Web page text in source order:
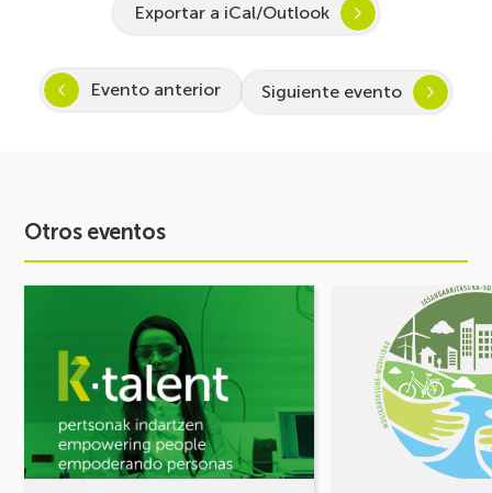
Exportar a iCal/Outlook
Evento anterior Siguiente evento
Otros eventos
STEAM
2027:
Despertando
vocación
MOVILIDAD
¡Comparte